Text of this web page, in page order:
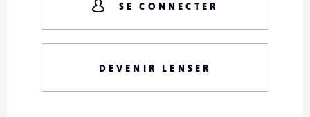
SE CONNECTER
DEVENIR LENSER